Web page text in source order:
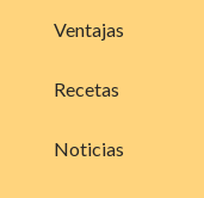
Ventajas
Recetas
Noticias